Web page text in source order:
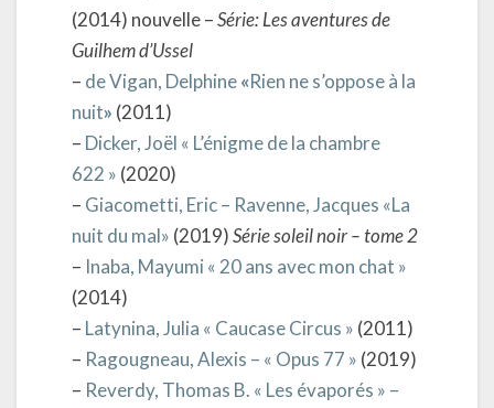
(2014) nouvelle –Série: Les aventures de
Guilhem d’Ussel
– de Vigan, Delphine«Rien ne s’oppose à la
nuit» (2011)
– Dicker, Joël « L’énigme de la chambre
622 » (2020)
– Giacometti, Eric – Ravenne, Jacques «La
nuit du mal» (2019)Série soleil noir – tome 2
– Inaba, Mayumi « 20 ans avec mon chat »
(2014)
– Latynina, Julia « Caucase Circus » (2011)
– Ragougneau, Alexis – « Opus 77 » (2019)
– Reverdy, Thomas B. « Les évaporés » –